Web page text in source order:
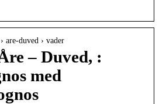
are-duved › vader
– Duved, :
med